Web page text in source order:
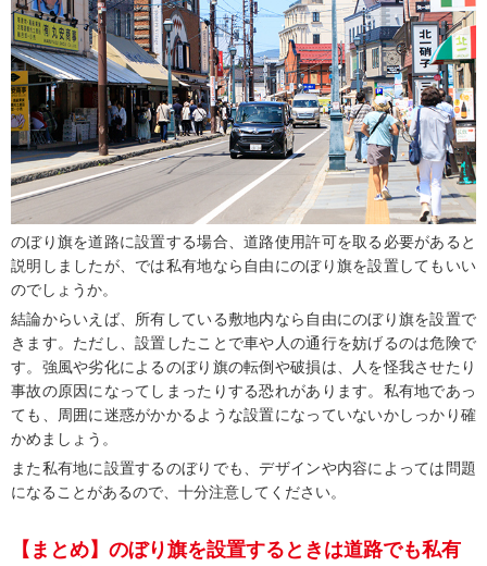
のぼり旗を道路に設置する場合、道路使用許可を取る必要があると
説明しましたが、では私有地なら自由にのぼり旗を設置してもいい
のでしょうか。
結論からいえば、所有している敷地内なら自由にのぼり旗を設置で
きます。ただし、設置したことで車や人の通行を妨げるのは危険で
す。強風や劣化によるのぼり旗の転倒や破損は、人を怪我させたり
事故の原因になってしまったりする恐れがあります。私有地であっ
ても、周囲に迷惑がかかるような設置になっていないかしっかり確
かめましょう。
また私有地に設置するのぼりでも、デザインや内容によっては問題
になることがあるので、十分注意してください。
【まとめ】のぼり旗を設置するときは道路でも私有